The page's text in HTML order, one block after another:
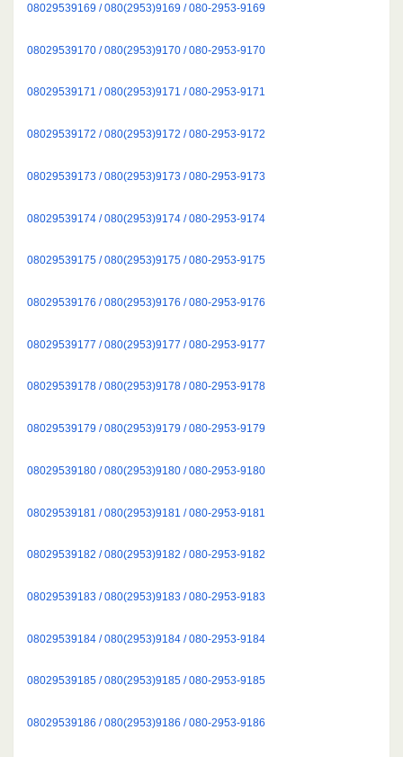
08029539169 / 080(2953)9169 / 080-2953-9169
08029539170 / 080(2953)9170 / 080-2953-9170
08029539171 / 080(2953)9171 / 080-2953-9171
08029539172 / 080(2953)9172 / 080-2953-9172
08029539173 / 080(2953)9173 / 080-2953-9173
08029539174 / 080(2953)9174 / 080-2953-9174
08029539175 / 080(2953)9175 / 080-2953-9175
08029539176 / 080(2953)9176 / 080-2953-9176
08029539177 / 080(2953)9177 / 080-2953-9177
08029539178 / 080(2953)9178 / 080-2953-9178
08029539179 / 080(2953)9179 / 080-2953-9179
08029539180 / 080(2953)9180 / 080-2953-9180
08029539181 / 080(2953)9181 / 080-2953-9181
08029539182 / 080(2953)9182 / 080-2953-9182
08029539183 / 080(2953)9183 / 080-2953-9183
08029539184 / 080(2953)9184 / 080-2953-9184
08029539185 / 080(2953)9185 / 080-2953-9185
08029539186 / 080(2953)9186 / 080-2953-9186